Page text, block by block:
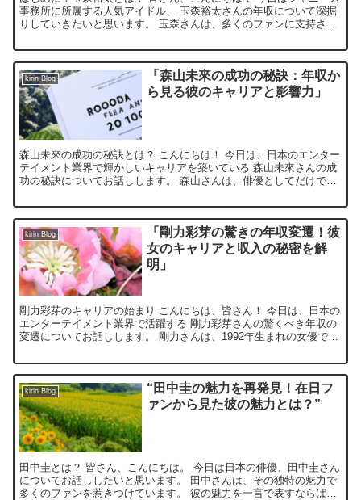
事務所に所属する人気アイドル、 玉森裕太さんの年収について深掘
りしていきたいと思います。 玉森さんは、多くのファンに支持され
kirin Blog
「森山未來の成功の秘訣：年収か
ら見る彼のキャリアと影響力」
森山未來の成功の秘訣とは？ こんにちは！ 今日は、日本のエンター
テイメント業界で輝かしいキャリアを築いている 森山未來さんの成
功の秘訣についてお話しします。 森山さんは、俳優としてだけでな
kirin Blog
「剛力彩芽の驚きの年収変遷！彼
女のキャリアと収入の秘密を解
明」
剛力彩芽のキャリアの始まり こんにちは、皆さん！ 今日は、日本の
エンターテイメント業界で活躍する 剛力彩芽さんの驚くべき年収の
変遷についてお話しします。 剛力さんは、1992年生まれの女優であ
kirin Blog
“田中圭の魅力を再発見！在日フ
ァンから見た彼の魅力とは？”
田中圭とは？ 皆さん、こんにちは。 今日は日本の俳優、田中圭さん
についてお話ししたいと思います。 田中さんは、その独特の魅力で
多くのファンを惹きつけています。 彼の魅力を一言で表すならば、